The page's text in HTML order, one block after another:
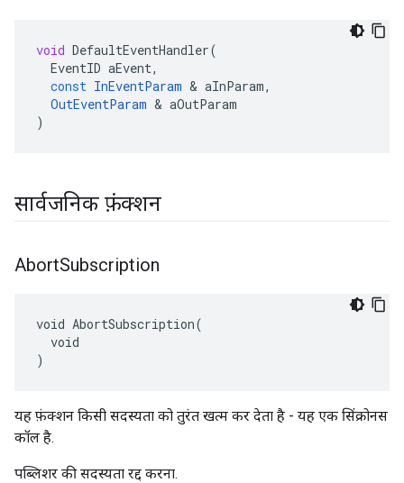
void DefaultEventHandler(
EventID aEvent,
const InEventParam & aInParam,
OutEventParam & aOutParam
)
सार्वजनिक फ़ंक्शन
AbortSubscription
void AbortSubscription(
  void
)
यह फ़ंक्शन किसी सदस्यता को तुरंत खत्म कर देता है - यह एक सिंक्रोनस
कॉल है.
पब्लिशर की सदस्यता रद्द करना.